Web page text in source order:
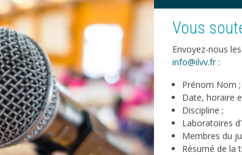
Vous
Envoyez-nous
info@ilvv.fr:
Prénom Nom ;
Date, horaire
Discipline ;
Laboratoires
Membres du
Résumé de la